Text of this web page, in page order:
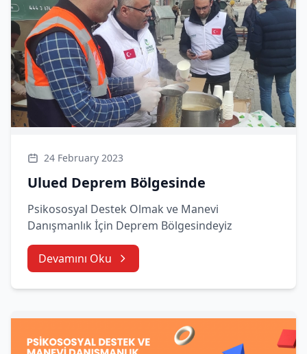
24 February 2023
Ulued Deprem Bölgesinde
Psikososyal Destek Olmak ve Manevi
Danışmanlık İçin Deprem Bölgesindeyiz
Devamını Oku